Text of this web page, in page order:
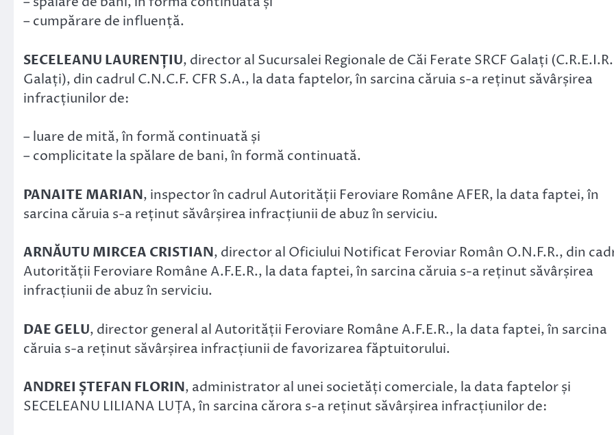
– cumpărare de influență.
SECELEANU LAURENȚIU, director al Sucursalei Regionale de Căi Ferate SRCF Galați (C.R.E.I.R.
Galați), din cadrul C.N.C.F. CFR S.A., la data faptelor, în sarcina căruia s-a reținut săvârșirea
infracțiunilor de:
– luare de mită, în formă continuată și
– complicitate la spălare de bani, în formă continuată.
PANAITE MARIAN, inspector în cadrul Autorității Feroviare Române AFER, la data faptei, în
sarcina căruia s-a reținut săvârșirea infracțiunii de abuz în serviciu.
ARNĂUTU MIRCEA CRISTIAN, director al Oficiului Notificat Feroviar Român O.N.F.R., din
Autorității Feroviare Române A.F.E.R., la data faptei, în sarcina căruia s-a reținut săvârșirea
infracțiunii de abuz în serviciu.
DAE GELU, director general al Autorității Feroviare Române A.F.E.R., la data faptei, în sarcina
căruia s-a reținut săvârșirea infracțiunii de favorizarea făptuitorului.
ANDREI ȘTEFAN FLORIN, administrator al unei societăți comerciale, la data faptelor și
SECELEANU LILIANA LUȚA, în sarcina cărora s-a reținut săvârșirea infracțiunilor de: